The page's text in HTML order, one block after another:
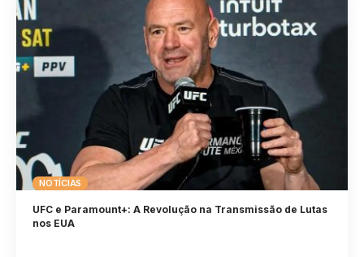
NOTÍCIAS
UFC e Paramount+: A Revolução na Transmissão de Lutas
nos EUA